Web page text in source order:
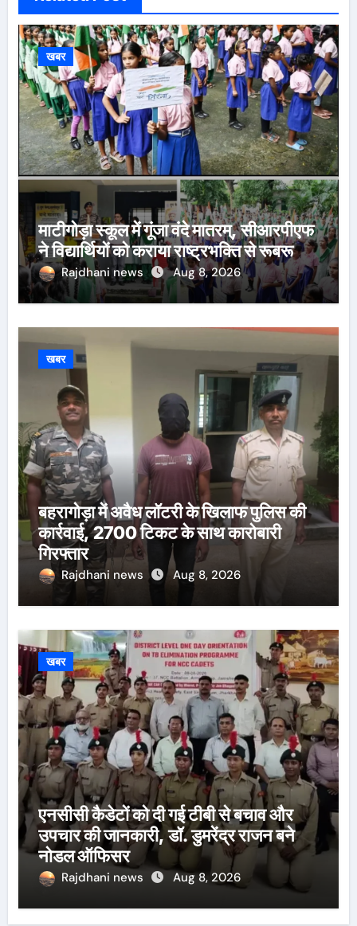
खबर
माटीगोड़ा स्कूल में गूंजा वंदे मातरम्, सीआरपीएफ
ने विद्यार्थियों को कराया राष्ट्रभक्ति से रूबरू
Rajdhani news Aug 8, 2026
खबर
बहरागोड़ा में अवैध लॉटरी के खिलाफ पुलिस की
कार्रवाई, 2700 टिकट के साथ कारोबारी
गिरफ्तार
Rajdhani news Aug 8, 2026
खबर
एनसीसी कैडेटों को दी गई टीबी से बचाव और
उपचार की जानकारी, डॉ. डुमरेंद्र राजन बने
नोडल ऑफिसर
Rajdhani news Aug 8, 2026